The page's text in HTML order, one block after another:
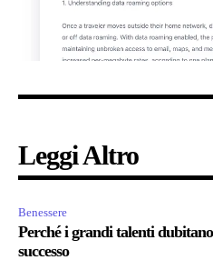
Leggi Altro
Benessere
Perché i grandi talenti
successo